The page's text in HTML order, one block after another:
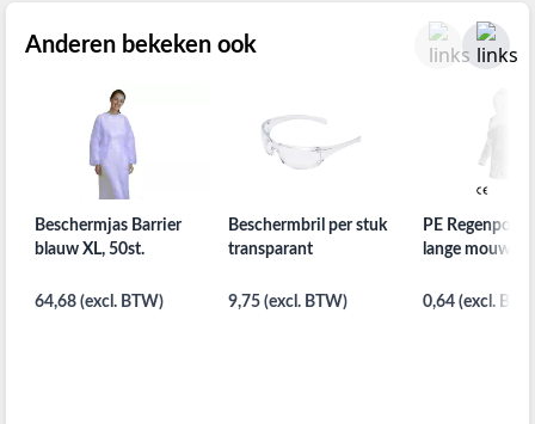
Anderen bekeken ook
Beschermjas Barrier
blauw XL, 50st.
64,68 (excl. BTW)
Beschermbril per stuk
transparant
9,75 (excl. BTW)
PE
lange mouwen
0,64 (excl.